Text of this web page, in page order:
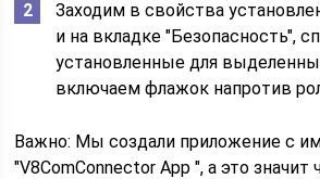
Заходим в свойства
и на вкладке "Безопасность",
установленные для
включаем флажок напротив
Важно: Мы создали приложение с
"V8ComConnector App ", а это